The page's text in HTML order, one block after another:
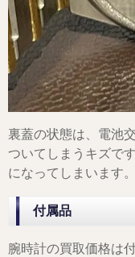
裏蓋の状態は、電池
ついてしまうキズで
になってしまいます。
付属品
腕時計の買取価格は